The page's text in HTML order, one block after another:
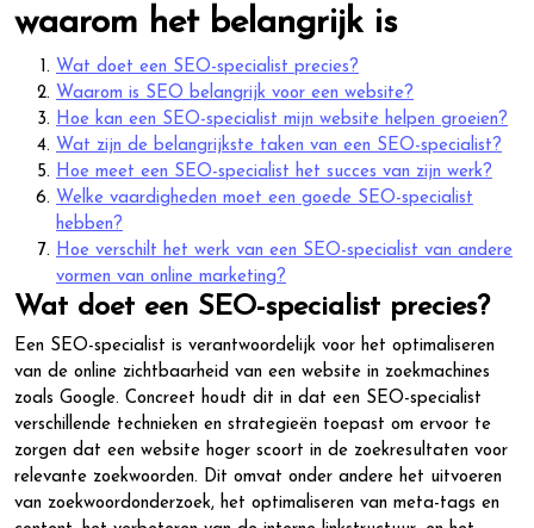
waarom het belangrijk is
Wat doet een SEO-specialist precies?
Waarom is SEO belangrijk voor een website?
Hoe kan een SEO-specialist mijn website helpen groeien?
Wat zijn de belangrijkste taken van een SEO-specialist?
Hoe meet een SEO-specialist het succes van zijn werk?
Welke vaardigheden moet een goede SEO-specialist
hebben?
Hoe verschilt het werk van een SEO-specialist van andere
vormen van online marketing?
Wat doet een SEO-specialist precies?
Een SEO-specialist is verantwoordelijk voor het optimaliseren
van de online zichtbaarheid van een website in zoekmachines
zoals Google. Concreet houdt dit in dat een SEO-specialist
verschillende technieken en strategieën toepast om ervoor te
zorgen dat een website hoger scoort in de zoekresultaten voor
relevante zoekwoorden. Dit omvat onder andere het uitvoeren
van zoekwoordonderzoek, het optimaliseren van meta-tags en